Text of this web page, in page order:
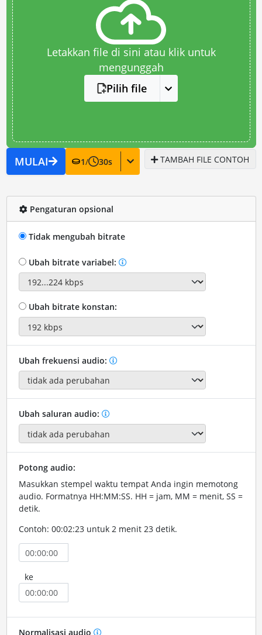
Letakkan file di sini atau klik untuk
mengunggah
Pilih file
MULAI 1/ 30s TAMBAH FILE CONTOH
Pengaturan opsional
Tidak mengubah bitrate
Ubah bitrate variabel:
Ubah bitrate konstan:
Ubah frekuensi audio:
Ubah saluran audio:
Potong audio:
Masukkan stempel waktu tempat Anda ingin memotong
audio. Formatnya HH:MM:SS. HH = jam, MM = menit, SS =
detik.
Contoh: 00:02:23 untuk 2 menit 23 detik.
ke
Normalisasi audio